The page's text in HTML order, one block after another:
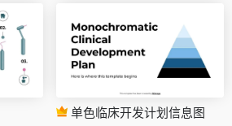
单色临床开发计划信息图